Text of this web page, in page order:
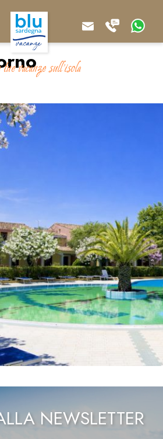
vacanze sull'isola
NEWSLETTER